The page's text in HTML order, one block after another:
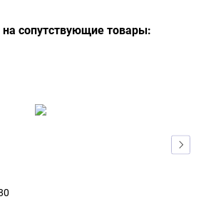
сопутствующие товары: